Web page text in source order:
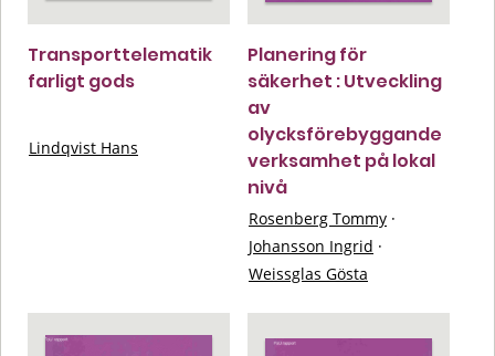
Transporttelematik
farligt gods
Lindqvist Hans
Planering för
säkerhet : Utveckling
av
olycksförebyggande
verksamhet på lokal
nivå
Rosenberg Tommy ·
Johansson Ingrid ·
Weissglas Gösta